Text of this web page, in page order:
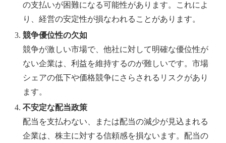
の支払いが困難になる可能性があります。これによ
り、経営の安定性が損なわれることがあります。
競争優位性の欠如
競争が激しい市場で、他社に対して明確な優位性が
ない企業は、利益を維持するのが難しいです。市場
シェアの低下や価格競争にさらされるリスクがあり
ます。
不安定な配当政策
配当を支払わない、または配当の減少が見込まれる
企業は、株主に対する信頼感を損ないます。配当の